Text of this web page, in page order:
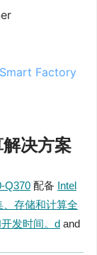
决方案
Q370 配备 Intel
存储和计算全
发时间。d and